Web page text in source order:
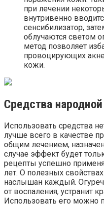
при лечении
внутривенно
сенсибилизатор,
облучаются светом
метод позволяет
провоцирующих
кожи.
Средства
Использовать средства
лучше всего в качестве
общим лечением,
случае эффект будет
рецепты успешно
лет. О полезных
наслышан каждый.
от воспаления, устранит
Использовать его можно